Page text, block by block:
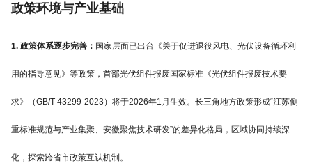
政策环境与产业基础
1. 政策体系逐步完善： 国家层面已出台《关于促进退役风电、光伏设备循环利
用的指导意见》等政策，首部光伏组件报废国家标准《光伏组件报废技术要
求》（GB/T 43299-2023）将于2026年1月生效。长三角地方政策形成“江苏侧
重标准规范与产业集聚、安徽聚焦技术研发”的差异化格局，区域协同持续深
化，探索跨省市政策互认机制。